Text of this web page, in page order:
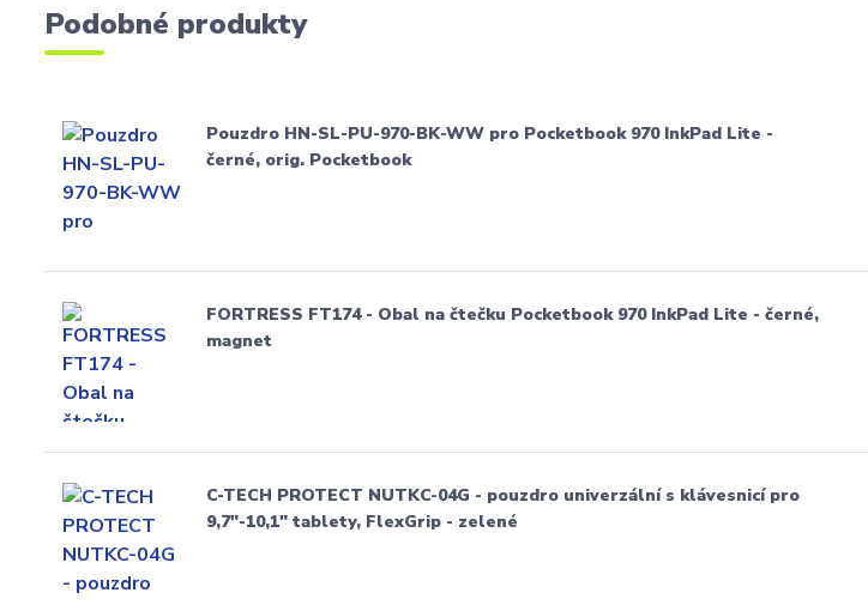
Podobné produkty
Pouzdro HN-SL-PU-970-BK-WW pro Pocketbook 970 InkPad Lite -
černé, orig. Pocketbook
FORTRESS FT174 - Obal na čtečku Pocketbook 970 InkPad Lite - černé,
magnet
C-TECH PROTECT NUTKC-04G - pouzdro univerzální s klávesnicí pro
9,7"-10,1" tablety, FlexGrip - zelené